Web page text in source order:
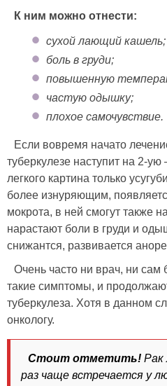
К ним можно отнести:
сухой лающий кашель;
боль в груди;
повышенную
частую одышку;
плохое самочувствие.
Если вовремя начато
туберкулезе наступит на 2-
легкого картина только
более изнуряющим,
мокрота, в ней смогут также
нарастают боли в груди и
снижантся, развивается
Очень часто ни врач, ни сам
такие симптомы, и
туберкулеза. Хотя в данном
онкологу.
Стоит отметить! Рак
раз чаще встречается у